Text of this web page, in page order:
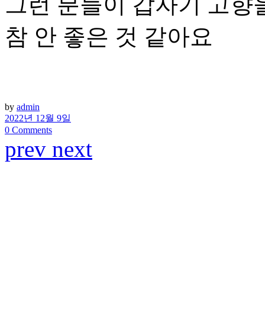
참 안 좋은 것 같아요
by admin
2022년 12월 9일
0 Comments
prev next